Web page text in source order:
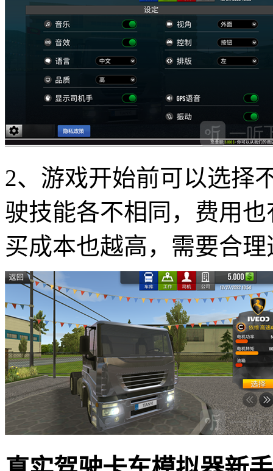
2、游戏开始前可以选择
驶技能各不相同，费用
买成本也越高，需要合理